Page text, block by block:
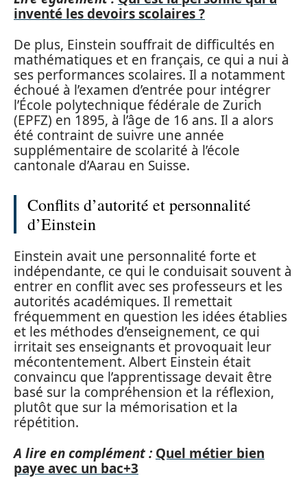
inventé les devoirs scolaires ?
De plus, Einstein souffrait de difficultés en
mathématiques et en français, ce qui a nui à
ses performances scolaires. Il a notamment
échoué à l’examen d’entrée pour intégrer
l’École polytechnique fédérale de Zurich
(EPFZ) en 1895, à l’âge de 16 ans. Il a alors
été contraint de suivre une année
supplémentaire de scolarité à l’école
cantonale d’Aarau en Suisse.
Conflits d’autorité et personnalité
d’Einstein
Einstein avait une personnalité forte et
indépendante, ce qui le conduisait souvent à
entrer en conflit avec ses professeurs et les
autorités académiques. Il remettait
fréquemment en question les idées établies
et les méthodes d’enseignement, ce qui
irritait ses enseignants et provoquait leur
mécontentement. Albert Einstein était
convaincu que l’apprentissage devait être
basé sur la compréhension et la réflexion,
plutôt que sur la mémorisation et la
répétition.
A lire en complément : Quel métier bien
paye avec un bac+3